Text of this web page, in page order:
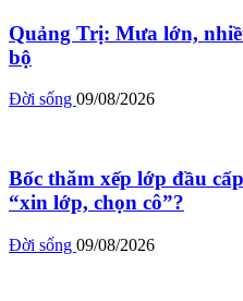
Quảng Trị: Mưa lớn,
bộ
Đời sống 09/08/2026
Bốc thăm xếp lớp đầu
“xin lớp, chọn cô”?
Đời sống 09/08/2026